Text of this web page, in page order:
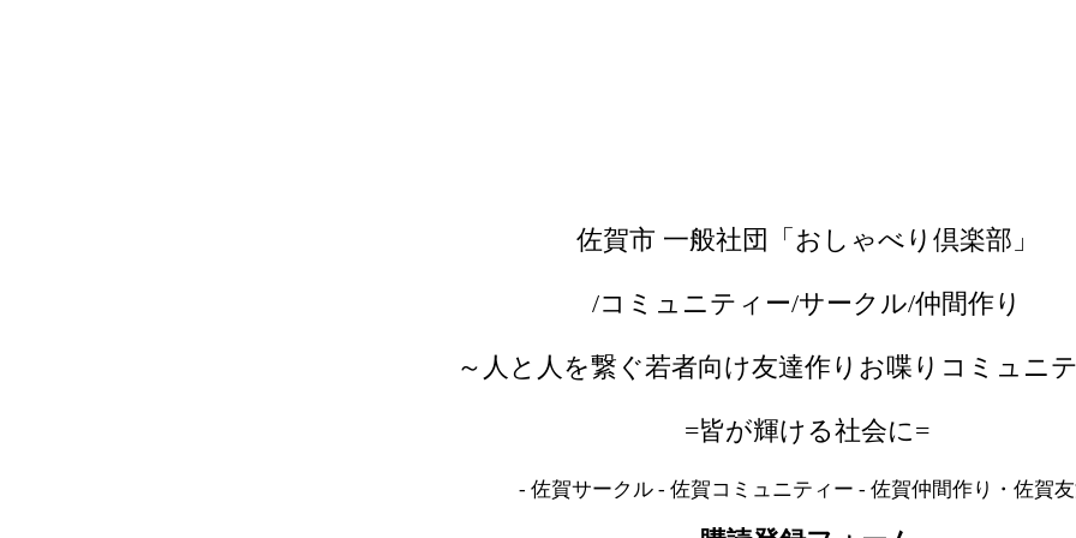
佐賀市 一般社団「おしゃべり倶楽部」
/コミュニティー/サークル/仲間作り
～人と人を繋ぐ若者向け友達作りお喋りコミュニ
=皆が輝ける社会に=
- 佐賀サークル - 佐賀コミュニティー - 佐賀仲間作り・佐賀